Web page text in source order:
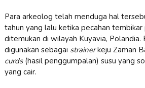
Para arkeolog telah menduga hal
tahun yang lalu ketika pecahan
ditemukan di wilayah Kuyavia,
digunakan sebagai strainerkeju Zaman
curds(hasil penggumpalan) susu yang
yang cair.